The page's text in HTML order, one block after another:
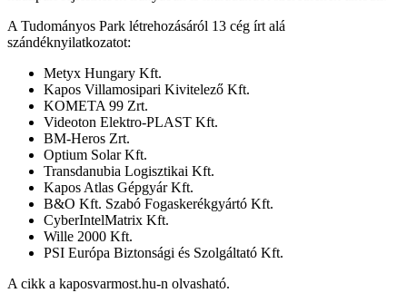
A Tudományos Park létrehozásáról 13 cég írt alá
szándéknyilatkozatot:
Metyx Hungary Kft.
Kapos Villamosipari Kivitelező Kft.
KOMETA 99 Zrt.
Videoton Elektro-PLAST Kft.
BM-Heros Zrt.
Optium Solar Kft.
Transdanubia Logisztikai Kft.
Kapos Atlas Gépgyár Kft.
B&O Kft. Szabó Fogaskerékgyártó Kft.
CyberIntelMatrix Kft.
Wille 2000 Kft.
PSI Európa Biztonsági és Szolgáltató Kft.
A cikk a kaposvarmost.hu-n olvasható.